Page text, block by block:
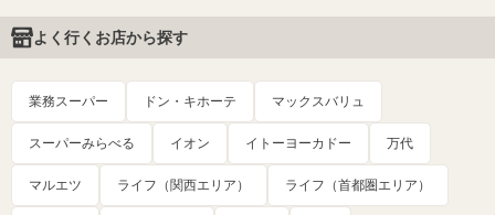
よく行くお店から探す
業務スーパー ドン・キホーテ マックスバリュ
スーパーみらべる イオン イトーヨーカドー 万代
マルエツ ライフ（関西エリア） ライフ（首都圏エリア）